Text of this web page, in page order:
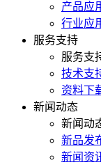
产品应
行业应
服务支持
服务支
技术支
资料下
新闻动态
新闻动
新品发
新闻资